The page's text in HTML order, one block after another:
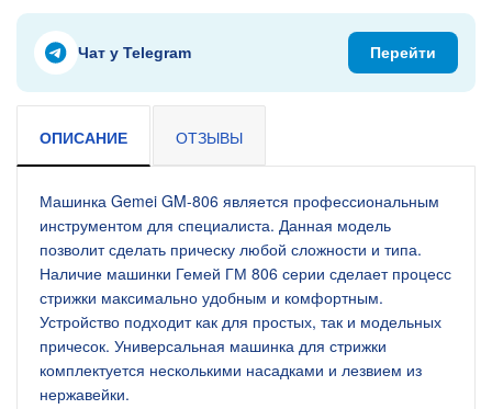
Чат у Telegram Перейти
ОПИСАНИЕ ОТЗЫВЫ
Машинка Gemei GM-806 является профессиональным
инструментом для специалиста. Данная модель
позволит сделать прическу любой сложности и типа.
Наличие машинки Гемей ГМ 806 серии сделает процесс
стрижки максимально удобным и комфортным.
Устройство подходит как для простых, так и модельных
причесок. Универсальная машинка для стрижки
комплектуется несколькими насадками и лезвием из
нержавейки.